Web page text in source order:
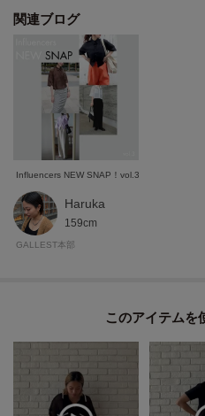
関連ブログ
Influencers NEW SNAP！vol.3
Haruka
159cm
GALLEST本部
このアイテムを